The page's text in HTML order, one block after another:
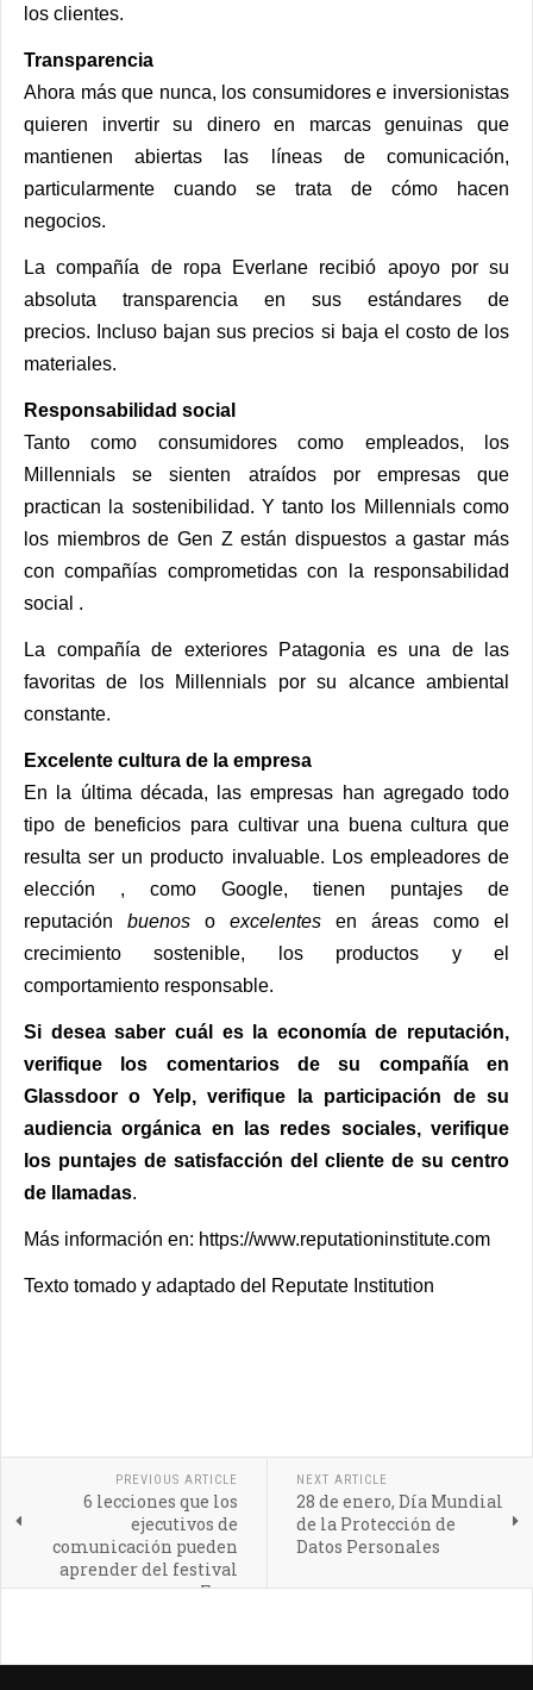
los clientes.
Transparencia
Ahora más que nunca, los consumidores e inversionistas
quieren invertir su dinero en marcas genuinas que
mantienen abiertas las líneas de comunicación,
particularmente cuando se trata de cómo hacen
negocios.
La compañía de ropa Everlane recibió apoyopor su
absoluta transparencia en sus estándares de
precios. Incluso bajan sus precios si baja el costo de los
materiales.
Responsabilidad social
Tanto como consumidores como empleados, los
Millennials se sienten atraídos por empresas que
practican la sostenibilidad. Y tanto los Millennials como
los miembros de Gen Z están dispuestos a gastar más
con compañías comprometidas con la responsabilidad
social .
La compañía de exteriores Patagonia es una de las
favoritas de los Millennials por su alcance ambiental
constante.
Excelente cultura de la empresa
En la última década, las empresas han agregado todo
tipo de beneficios para cultivar una buena cultura que
resulta ser un producto invaluable. Los empleadores de
elección , como Google, tienen puntajes de
reputación buenos o excelentes en áreas como el
crecimiento sostenible, los productos y el
comportamiento responsable.
Si desea saber cuál es la economía de reputación,
verifique los comentarios de su compañía en
Glassdoor o Yelp, verifique la participación de su
audiencia orgánica en las redes sociales, verifique
los puntajes de satisfacción del cliente de su centro
de llamadas.
Más información en: https://www.reputationinstitute.com
Texto tomado y adaptado del Reputate Institution
PREVIOUS ARTICLE
6 lecciones que los
ejecutivos de
comunicación pueden
aprender del festival
Fyre
NEXT ARTICLE
28 de enero, Día Mundial
de la Protección de
Datos Personales